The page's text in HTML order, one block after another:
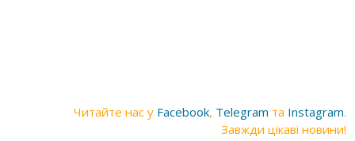
Читайте нас у Facebook, Telegram та Instagram.
Завжди цікаві новини!